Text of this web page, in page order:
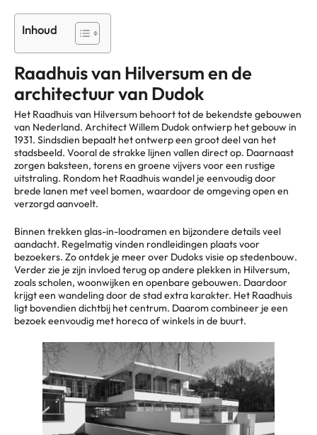
Inhoud
Raadhuis van Hilversum en de
architectuur van Dudok
Het Raadhuis van Hilversum behoort tot de bekendste gebouwen
van Nederland. Architect Willem Dudok ontwierp het gebouw in
1931. Sindsdien bepaalt het ontwerp een groot deel van het
stadsbeeld. Vooral de strakke lijnen vallen direct op. Daarnaast
zorgen baksteen, torens en groene vijvers voor een rustige
uitstraling. Rondom het Raadhuis wandel je eenvoudig door
brede lanen met veel bomen, waardoor de omgeving open en
verzorgd aanvoelt.
Binnen trekken glas-in-loodramen en bijzondere details veel
aandacht. Regelmatig vinden rondleidingen plaats voor
bezoekers. Zo ontdek je meer over Dudoks visie op stedenbouw.
Verder zie je zijn invloed terug op andere plekken in Hilversum,
zoals scholen, woonwijken en openbare gebouwen. Daardoor
krijgt een wandeling door de stad extra karakter. Het Raadhuis
ligt bovendien dichtbij het centrum. Daarom combineer je een
bezoek eenvoudig met horeca of winkels in de buurt.